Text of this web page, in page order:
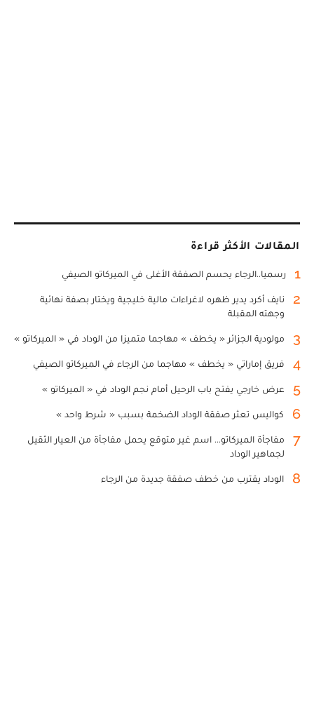
المقالات الأكثر قراءة
1 رسميا..الرجاء يحسم الصفقة الأغلى في الميركاتو الصيفي
2
نايف أكرد يدير ظهره لاغراءات مالية خليجية ويختار بصفة نهائية
وجهته المقبلة
3 مولودية الجزائر « يخطف » مهاجما متميزا من الوداد في « الميركاتو »
4 فريق إماراتي « يخطف » مهاجما من الرجاء في الميركاتو الصيفي
5 عرض خارجي يفتح باب الرحيل أمام نجم الوداد في « الميركاتو »
6 كواليس تعثر صفقة الوداد الضخمة بسبب « شرط واحد »
7
مفاجأة الميركاتو... اسم غير متوقع يحمل مفاجأة من العيار الثقيل
لجماهير الوداد
8 الوداد يقترب من خطف صفقة جديدة من الرجاء